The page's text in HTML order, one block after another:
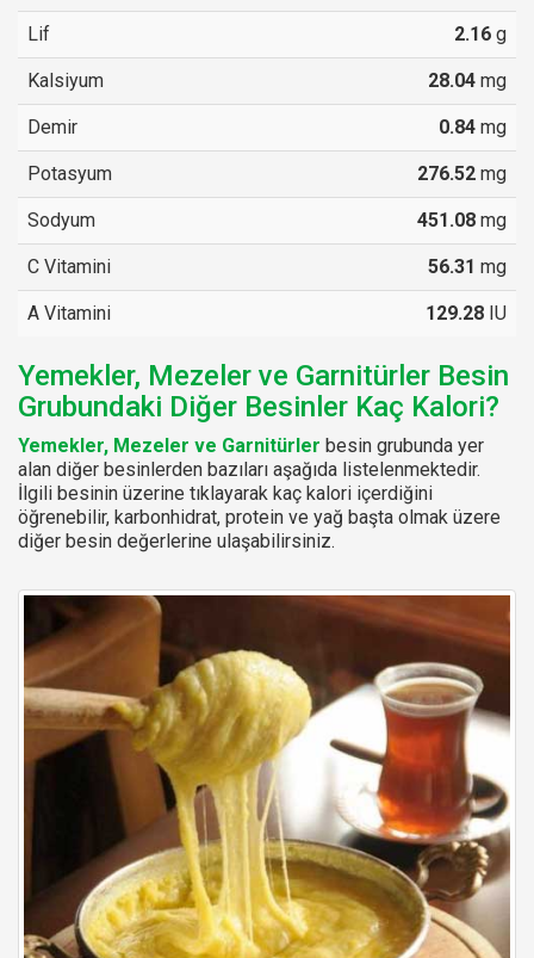
Lif 2.16 g
Kalsiyum 28.04 mg
Demir 0.84 mg
Potasyum 276.52 mg
Sodyum 451.08 mg
C Vitamini 56.31 mg
A Vitamini 129.28 IU
Yemekler, Mezeler ve Garnitürler Besin
Grubundaki Diğer Besinler Kaç Kalori?
Yemekler, Mezeler ve Garnitürler besin grubunda yer
alan diğer besinlerden bazıları aşağıda listelenmektedir.
İlgili besinin üzerine tıklayarak kaç kalori içerdiğini
öğrenebilir, karbonhidrat, protein ve yağ başta olmak üzere
diğer besin değerlerine ulaşabilirsiniz.